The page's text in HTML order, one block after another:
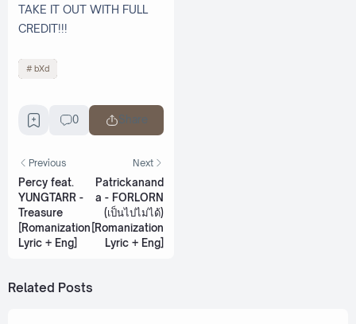
TAKE IT OUT WITH FULL
CREDIT!!!
bXd
0 Share
Previous
Percy feat.
YUNGTARR -
Treasure
[Romanization
Lyric + Eng]
Next
Patrickanand
a - FORLORN
(เป็นไปไม่ได้)
[Romanization
Lyric + Eng]
Related Posts